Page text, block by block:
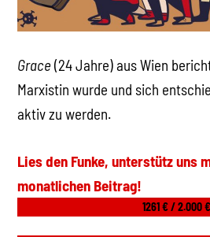
Grace (24 Jahre) aus Wien
Marxistin wurde und sich
aktiv zu werden.
Lies den Funke, unterstütz uns
monatlichen Beitrag!
1261 € / 2.000 €